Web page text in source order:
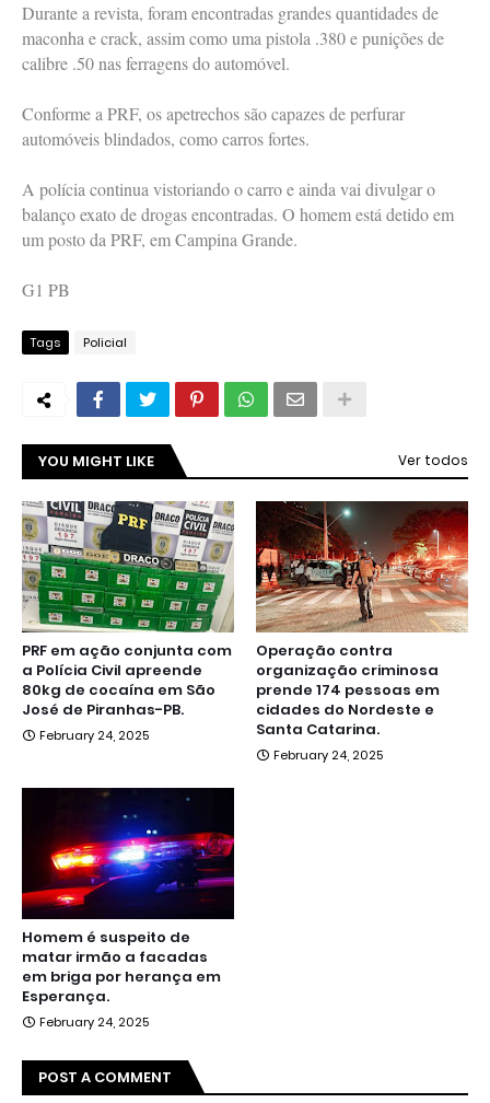
Durante a revista, foram encontradas grandes quantidades de
maconha e crack, assim como uma pistola .380 e punições de
calibre .50 nas ferragens do automóvel.
Conforme a PRF, os apetrechos são capazes de perfurar
automóveis blindados, como carros fortes.
A polícia continua vistoriando o carro e ainda vai divulgar o
balanço exato de drogas encontradas. O homem está detido em
um posto da PRF, em Campina Grande.
G1 PB
Tags Policial
YOU MIGHT LIKE Ver todos
PRF em ação conjunta com
a Polícia Civil apreende
80kg de cocaína em São
José de Piranhas-PB.
February 24, 2025
Operação contra
organização criminosa
prende 174 pessoas em
cidades do Nordeste e
Santa Catarina.
February 24, 2025
Homem é suspeito de
matar irmão a facadas
em briga por herança em
Esperança.
February 24, 2025
POST A COMMENT